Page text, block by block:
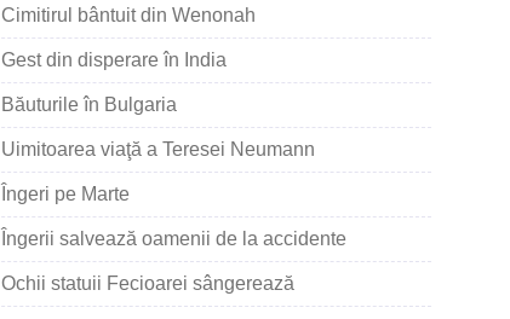
Cimitirul bântuit din Wenonah
Gest din disperare în India
Băuturile în Bulgaria
Uimitoarea viaţă a Teresei Neumann
Îngeri pe Marte
Îngerii salvează oamenii de la accidente
Ochii statuii Fecioarei sângerează